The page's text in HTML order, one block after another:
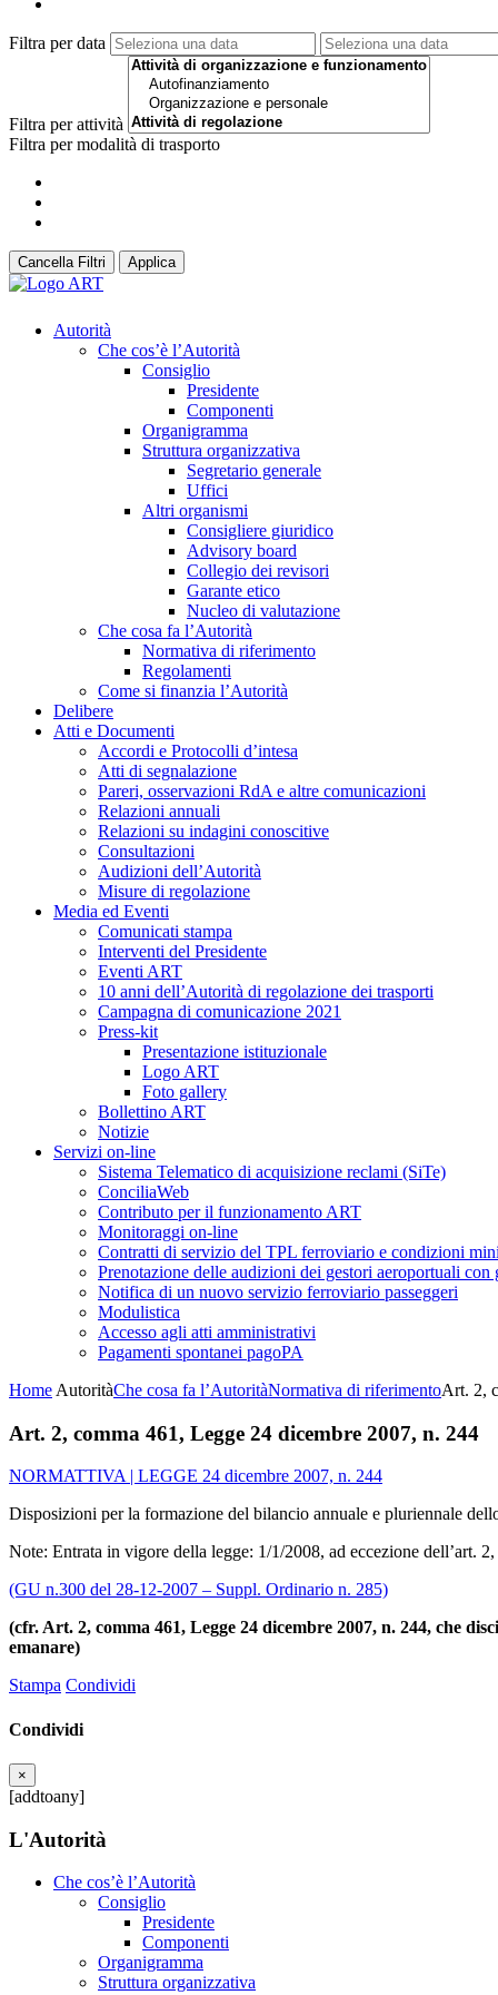
Filtra per data
Filtra per attività
Filtra per modalità di trasporto
Cancella Filtri Applica
Autorità
Che cos’è l’Autorità
Consiglio
Presidente
Componenti
Organigramma
Struttura organizzativa
Segretario generale
Uffici
Altri organismi
Consigliere giuridico
Advisory board
Collegio dei revisori
Garante etico
Nucleo di valutazione
Che cosa fa l’Autorità
Normativa di riferimento
Regolamenti
Come si finanzia l’Autorità
Delibere
Atti e Documenti
Accordi e Protocolli d’intesa
Atti di segnalazione
Pareri, osservazioni RdA e altre comunicazioni
Relazioni annuali
Relazioni su indagini conoscitive
Consultazioni
Audizioni dell’Autorità
Misure di regolazione
Media ed Eventi
Comunicati stampa
Interventi del Presidente
Eventi ART
10 anni dell’Autorità di regolazione dei trasporti
Campagna di comunicazione 2021
Press-kit
Presentazione istituzionale
Logo ART
Foto gallery
Bollettino ART
Notizie
Servizi on-line
Sistema Telematico di acquisizione reclami (SiTe)
ConciliaWeb
Contributo per il funzionamento ART
Monitoraggi on-line
Contratti di servizio del TPL ferroviario e condizioni
Prenotazione delle audizioni dei gestori aeroportuali con
Notifica di un nuovo servizio ferroviario passeggeri
Modulistica
Accesso agli atti amministrativi
Pagamenti spontanei pagoPA
Home AutoritàChe cosa fa l’AutoritàNormativa di riferimentoArt. 2,
Art. 2, comma 461, Legge 24 dicembre 2007, n. 244
NORMATTIVA | LEGGE 24 dicembre 2007, n. 244
Disposizioni per la formazione del bilancio annuale e pluriennale
Note: Entrata in vigore della legge: 1/1/2008, ad eccezione dell’art.
(GU n.300 del 28-12-2007 – Suppl. Ordinario n. 285)
(cfr. Art. 2, comma 461, Legge 24 dicembre 2007, n. 244, che
emanare)
Stampa Condividi
Condividi
×
[addtoany]
L'Autorità
Che cos’è l’Autorità
Consiglio
Presidente
Componenti
Organigramma
Struttura organizzativa